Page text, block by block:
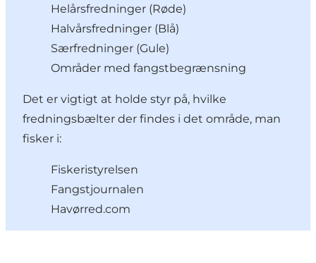
Helårsfredninger (Røde)
Halvårsfredninger (Blå)
Særfredninger (Gule)
Områder med fangstbegrænsning
Det er vigtigt at holde styr på, hvilke
fredningsbælter der findes i det område, man
fisker i:
Fiskeristyrelsen
Fangstjournalen
Havørred.com